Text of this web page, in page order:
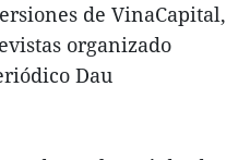
de VinaCapital,
organizado
Dau